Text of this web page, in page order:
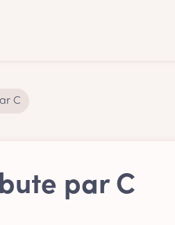
C
par C